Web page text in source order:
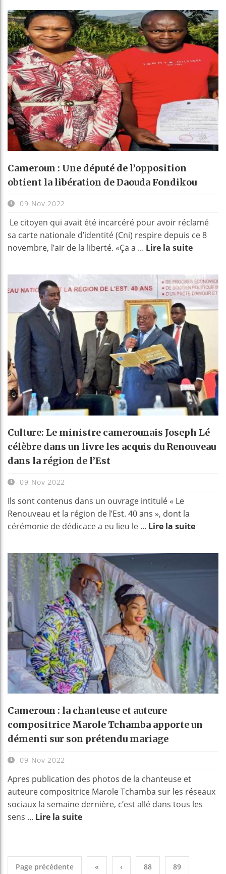
Cameroun : Une député de l’opposition
obtient la libération de Daouda Fondikou
09 Nov 2022
Le citoyen qui avait été incarcéré pour avoir réclamé
sa carte nationale d’identité (Cni) respire depuis ce 8
novembre, l’air de la liberté. «Ça a ... Lire la suite
Culture: Le ministre camerounais Joseph Lé
célèbre dans un livre les acquis du Renouveau
dans la région de l’Est
09 Nov 2022
Ils sont contenus dans un ouvrage intitulé « Le
Renouveau et la région de l’Est. 40 ans », dont la
cérémonie de dédicace a eu lieu le ... Lire la suite
Cameroun : la chanteuse et auteure
compositrice Marole Tchamba apporte un
démenti sur son prétendu mariage
09 Nov 2022
Apres publication des photos de la chanteuse et
auteure compositrice Marole Tchamba sur les réseaux
sociaux la semaine dernière, c’est allé dans tous les
sens ... Lire la suite
Page précédente « ‹ 88 89